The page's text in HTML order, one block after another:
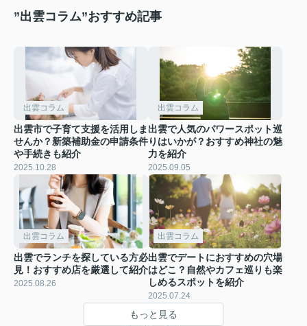
”出雲コラム”おすすめ記事
出雲コラム
出雲市で子育て支援を活用しま
せんか？新築補助金の申請条件
や手続きも紹介
2025.10.28
出雲コラム
出雲で人気のパワースポット巡
りはいかが？おすすめ神社の魅
力を紹介
2025.09.05
出雲コラム
出雲でランチを探している方必
見！おすすめ店を厳選して紹介
2025.08.26
出雲コラム
出雲でデートにおすすめの穴場
はどこ？自然やカフェ巡りも楽
しめるスポットを紹介
2025.07.24
もっと見る